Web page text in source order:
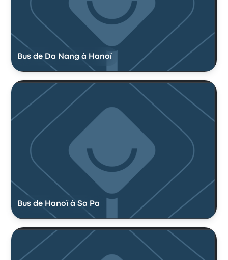
Bus de Da Nang à Hanoï
Bus de Hanoï à Sa Pa